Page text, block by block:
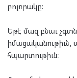
բոլորակը:
Եթէ մազ բնաւ
հպարտութիւն: